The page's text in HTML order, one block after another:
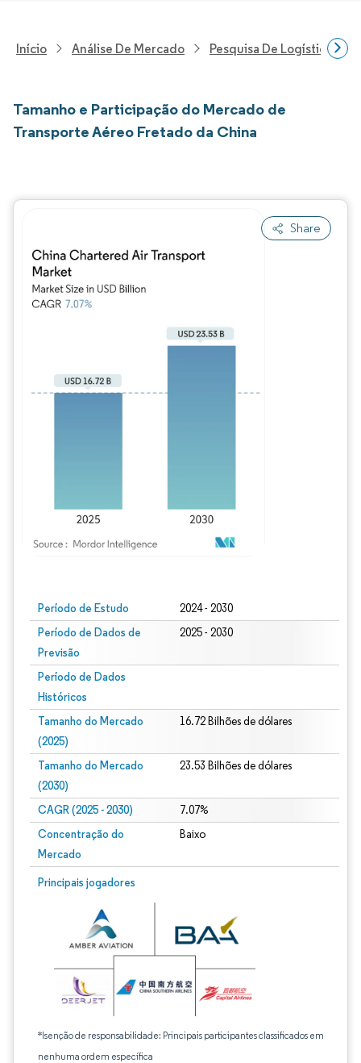
Início Análise De Mercado Pesquisa De Logística
Tamanho e Participação do Mercado de
Transporte Aéreo Fretado da China
Share
Período de Estudo 2024 - 2030
Período de Dados de
Previsão
2025 - 2030
Período de Dados
Históricos
Tamanho do Mercado
(2025)
16.72 Bilhões de dólares
Tamanho do Mercado
(2030)
23.53 Bilhões de dólares
CAGR (2025 - 2030) 7.07%
Concentração do
Mercado
Baixo
Principais jogadores
*Isenção de responsabilidade: Principais participantes classificados em
nenhuma ordem específica